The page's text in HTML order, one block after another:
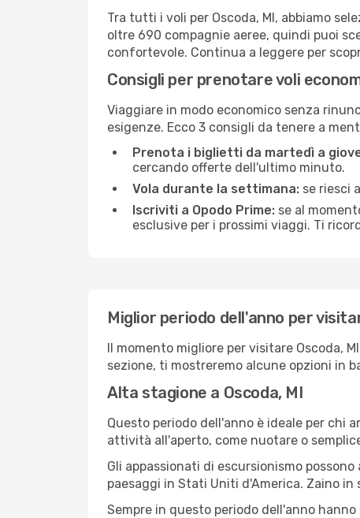
Tra tutti i voli per Oscoda, MI, abbiamo
oltre 690 compagnie aeree, quindi puoi
confortevole. Continua a leggere per
Consigli per prenotare voli
Viaggiare in modo economico senza
esigenze. Ecco 3 consigli da tenere a
Prenota i biglietti da martedì a
cercando offerte dell'ultimo minuto.
Vola durante la settimana: se riesci
Iscriviti a Opodo Prime: se al
esclusive per i prossimi viaggi. Ti
Miglior periodo dell'anno per
Il momento migliore per visitare Oscoda,
sezione, ti mostreremo alcune opzioni in
Alta stagione a Oscoda, MI
Questo periodo dell'anno è ideale per chi
attività all'aperto, come nuotare o
Gli appassionati di escursionismo
paesaggi in Stati Uniti d'America. Zaino in
Sempre in questo periodo dell'anno